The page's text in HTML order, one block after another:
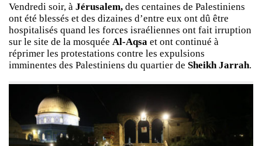
Vendredi soir, à Jérusalem, des centaines de Palestiniens
ont été blessés et des dizaines d’entre eux ont dû être
hospitalisés quand les forces israéliennes ont fait irruption
sur le site de la mosquée Al-Aqsa et ont continué à
réprimer les protestations contre les expulsions
imminentes des Palestiniens du quartier de Sheikh Jarrah.